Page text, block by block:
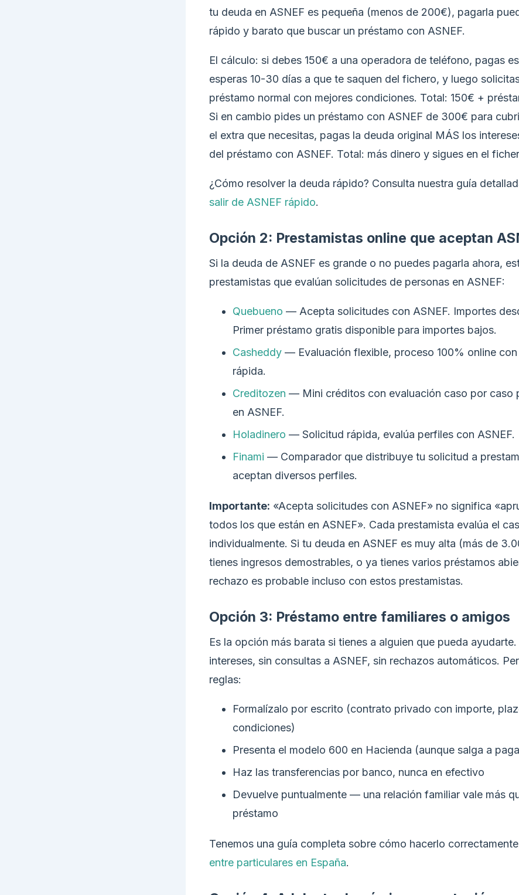
tu deuda en ASNEF es pequeña (menos de 200€), pagarla
rápido y barato que buscar un préstamo con ASNEF.
El cálculo: si debes 150€ a una operadora de teléfono, pagas
esperas 10-30 días a que te saquen del fichero, y luego
préstamo normal con mejores condiciones. Total: 150€ +
Si en cambio pides un préstamo con ASNEF de 300€ para
el extra que necesitas, pagas la deuda original MÁS los
del préstamo con ASNEF. Total: más dinero y sigues en el
¿Cómo resolver la deuda rápido? Consulta nuestra guía
salir de ASNEF rápido.
Opción 2: Prestamistas online que aceptan
Si la deuda de ASNEF es grande o no puedes pagarla ahora,
prestamistas que evalúan solicitudes de personas en ASNEF:
Quebueno — Acepta solicitudes con ASNEF. Importes
Primer préstamo gratis disponible para importes bajos.
Casheddy — Evaluación flexible, proceso 100% online
rápida.
Creditozen — Mini créditos con evaluación caso por caso
en ASNEF.
Holadinero — Solicitud rápida, evalúa perfiles con ASNEF.
Finami — Comparador que distribuye tu solicitud a
aceptan diversos perfiles.
Importante: «Acepta solicitudes con ASNEF» no significa
todos los que están en ASNEF». Cada prestamista evalúa el
individualmente. Si tu deuda en ASNEF es muy alta (más de
tienes ingresos demostrables, o ya tienes varios préstamos
rechazo es probable incluso con estos prestamistas.
Opción 3: Préstamo entre familiares o amigos
Es la opción más barata si tienes a alguien que pueda ayudarte.
intereses, sin consultas a ASNEF, sin rechazos automáticos.
reglas:
Formalízalo por escrito (contrato privado con importe,
condiciones)
Presenta el modelo 600 en Hacienda (aunque salga a
Haz las transferencias por banco, nunca en efectivo
Devuelve puntualmente — una relación familiar vale más
préstamo
Tenemos una guía completa sobre cómo hacerlo
entre particulares en España.